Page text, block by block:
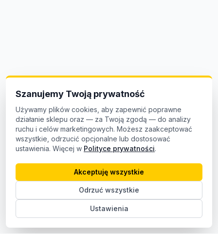
Szanujemy Twoją prywatność
Używamy plików cookies, aby zapewnić poprawne
działanie sklepu oraz — za Twoją zgodą — do analizy
ruchu i celów marketingowych. Możesz zaakceptować
wszystkie, odrzucić opcjonalne lub dostosować
ustawienia. Więcej w Polityce prywatności.
Ustawienia
Odrzuć wszystkie
Akceptuję wszystkie